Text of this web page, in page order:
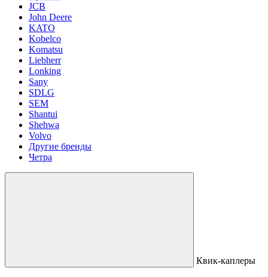
JCB
John Deere
KATO
Kobelco
Komatsu
Liebherr
Lonking
Sany
SDLG
SEM
Shantui
Shehwa
Volvo
Другие бренды
Четра
Квик-каплеры